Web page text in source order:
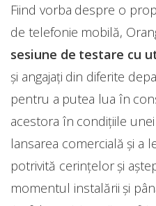
Fiind vorba despre o
de telefonie mobilă,
sesiune de testare cu
și angajați din diferite
pentru a putea lua în
acestora în condiţiile
lansarea comercială și a
potrivită cerinţelor şi
momentul instalării şi